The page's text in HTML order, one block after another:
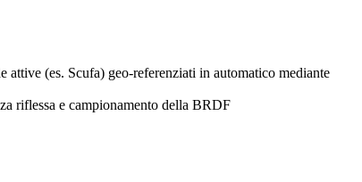
(es. Scufa) geo-referenziati in automatico mediante
riflessa e campionamento della BRDF